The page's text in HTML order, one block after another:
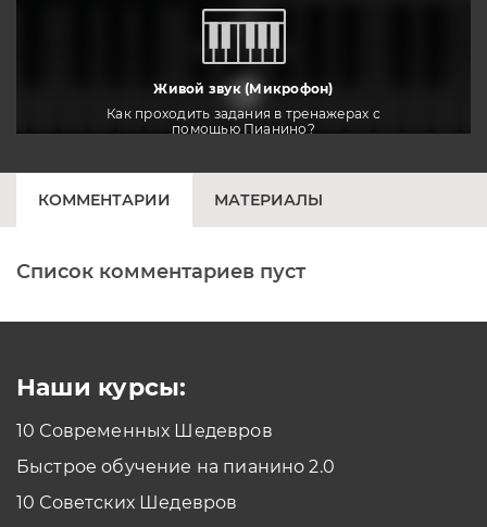
Живой звук (Микрофон)
Как проходить задания в тренажерах с
помощью Пианино?
Печатная клавиатура
Как проходить задания в тренажерах с
помощью Планшета/телефона?
тренировать
КОММЕНТАРИИ МАТЕРИАЛЫ
Список комментариев пуст
Наши курсы:
10 Современных Шедевров
Быстрое обучение на пианино 2.0
10 Советских Шедевров